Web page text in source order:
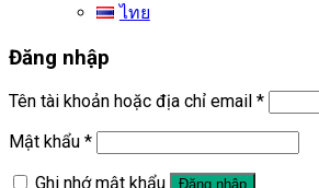
ไทย
Đăng nhập
Tên tài khoản hoặc địa chỉ email *
Mật khẩu *
Ghi nhớ mật khẩu
Đăng nhập